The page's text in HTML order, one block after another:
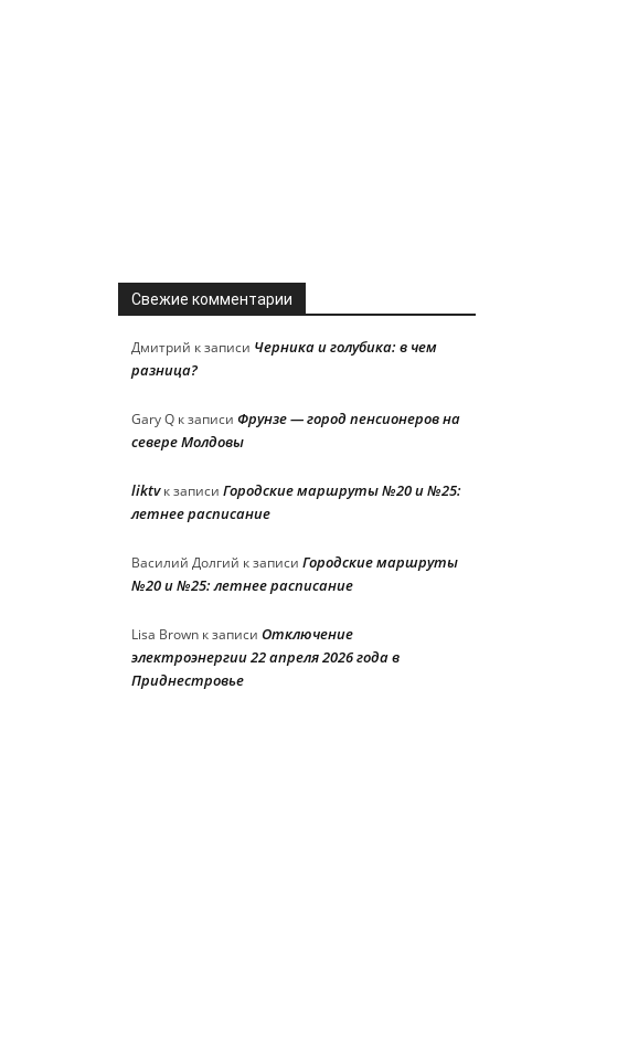
Свежие комментарии
Дмитрий к записи Черника и голубика: в чем
разница?
Gary Q к записи Фрунзе — город пенсионеров на
севере Молдовы
liktvк записи Городские маршруты №20 и №25:
летнее расписание
Василий Долгий к записи Городские маршруты
№20 и №25: летнее расписание
Lisa Brown к записи Отключение
электроэнергии 22 апреля 2026 года в
Приднестровье